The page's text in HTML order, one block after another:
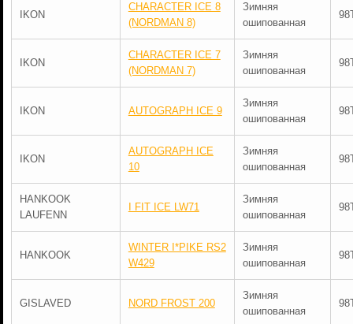
IKON
CHARACTER ICE 8
(NORDMAN 8)
Зимняя
ошипованная
IKON
CHARACTER ICE 7
(NORDMAN 7)
Зимняя
ошипованная
IKON AUTOGRAPH ICE 9
Зимняя
ошипованная
IKON
AUTOGRAPH ICE
10
Зимняя
ошипованная
HANKOOK
LAUFENN
I FIT ICE LW71
Зимняя
ошипованная
HANKOOK
WINTER I*PIKE RS2
W429
Зимняя
ошипованная
GISLAVED NORD FROST 200
Зимняя
ошипованная